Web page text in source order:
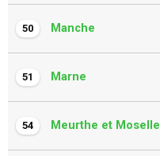
50 Manche
51 Marne
54 Meurthe et Moselle